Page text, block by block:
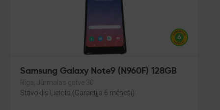
Samsung Galaxy Note9 (N960F) 128GB
Rīga, Jūrmalas gatve 30
Stāvoklis Lietots (Garantija 6 mēneši)